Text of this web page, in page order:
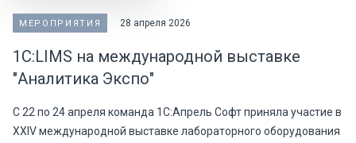
МЕРОПРИЯТИЯ 28 апреля 2026
1С:LIMS на международной выставке
"Аналитика Экспо"
С 22 по 24 апреля команда 1С:Апрель Софт приняла участие в
XXIV международной выставке лабораторного оборудования